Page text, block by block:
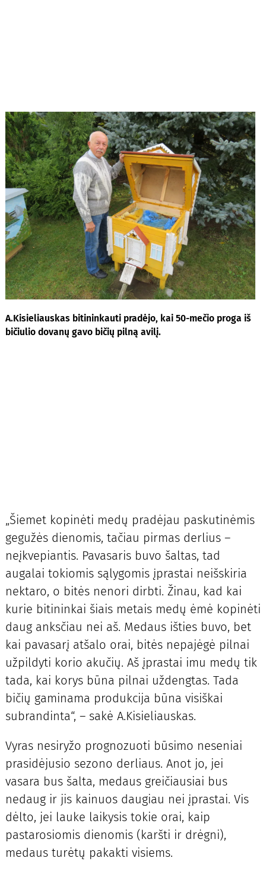
A.Kisieliauskas bitininkauti pradėjo, kai 50-mečio proga iš
bičiulio dovanų gavo bičių pilną avilį.
„Šiemet kopinėti medų pradėjau paskutinėmis
gegužės dienomis, tačiau pirmas derlius –
neįkvepiantis. Pavasaris buvo šaltas, tad
augalai tokiomis sąlygomis įprastai neišskiria
nektaro, o bitės nenori dirbti. Žinau, kad kai
kurie bitininkai šiais metais medų ėmė kopinėti
daug anksčiau nei aš. Medaus išties buvo, bet
kai pavasarį atšalo orai, bitės nepajėgė pilnai
užpildyti korio akučių. Aš įprastai imu medų tik
tada, kai korys būna pilnai uždengtas. Tada
bičių gaminama produkcija būna visiškai
subrandinta“, – sakė A.Kisieliauskas.
Vyras nesiryžo prognozuoti būsimo neseniai
prasidėjusio sezono derliaus. Anot jo, jei
vasara bus šalta, medaus greičiausiai bus
nedaug ir jis kainuos daugiau nei įprastai. Vis
dėlto, jei lauke laikysis tokie orai, kaip
pastarosiomis dienomis (karšti ir drėgni),
medaus turėtų pakakti visiems.